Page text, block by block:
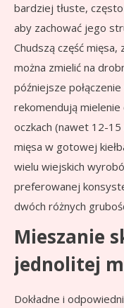
bardziej tłuste,
aby zachować jego
Chudszą część
można zmielić na
późniejsze
rekomendują mielenie
oczkach (nawet 12-15
mięsa w gotowej
wielu wiejskich
preferowanej
dwóch różnych
Mieszanie
jednolitej
Dokładne i